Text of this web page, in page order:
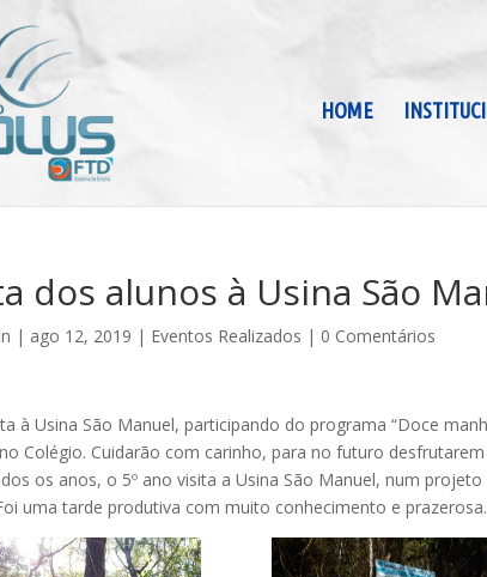
HOME
dos alunos à Usina São
| ago 12, 2019 | Eventos Realizados | 0 Comentários
à Usina São Manuel, participando do programa “Doce
Colégio. Cuidarão com carinho, para no futuro
os anos, o 5º ano visita a Usina São Manuel, num
uma tarde produtiva com muito conhecimento e prazerosa.